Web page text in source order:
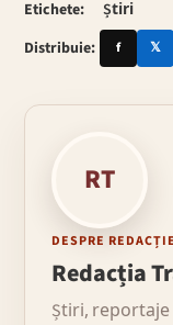
Etichete:
Știri
Distribuie:
f 𝕏
RT
DESPRE REDACȚIE
Redacția
Știri,